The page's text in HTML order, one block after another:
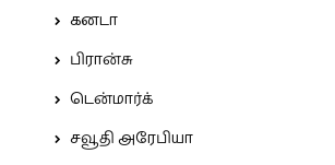
கனடா
பிரான்சு
டென்மார்க்
சவூதி அரேபியா